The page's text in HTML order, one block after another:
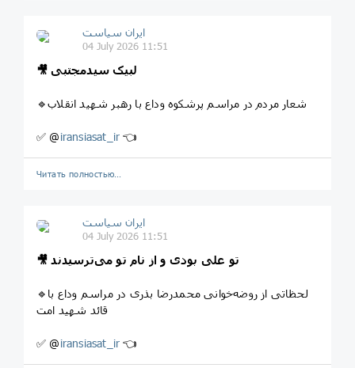
ایران سیاست
04 July 2026 11:51
🎥 لبیک سیدمجتبی
🔹شعار مردم در مراسم پرشکوه وداع با رهبر شهید انقلاب
✅ @iransiasat_ir 👈
Читать полностью…
ایران سیاست
04 July 2026 11:51
🎥 تو علی بودی و از نام تو می‌ترسیدند
🔹لحظاتی از روضه‌خوانی محمدرضا بذری در مراسم وداع با
قائد شهید امت
✅ @iransiasat_ir 👈